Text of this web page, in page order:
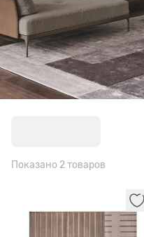
Показано 2 товаров